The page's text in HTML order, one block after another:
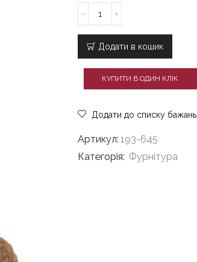
MONACO/Jacqueline,
кількістьДодати в кошик
КУПИТИ В ОДИН КЛІК
Додати до списку бажань
Артикул: 193-645
Категорія: Фурнітура